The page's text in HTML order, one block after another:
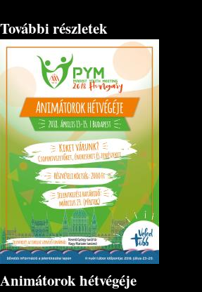
További részletek
Animátorok hétvégéje